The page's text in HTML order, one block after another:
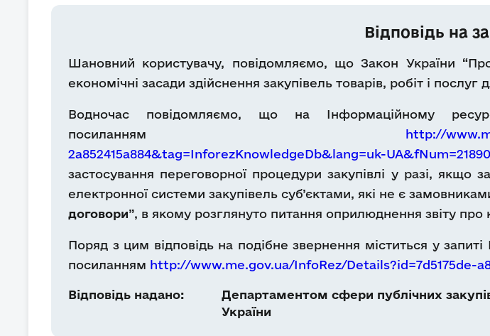
Відповідь на
Шановний користувачу, повідомляємо, що Закон України
економічні засади здійснення закупівель товарів, робіт і
Водночас повідомляємо, що на Інформаційному
посиланням http://
2a852415a884&tag=InforezKnowledgeDb&lang=uk-UA&fNum=21890
застосування переговорної процедури закупівлі у разі,
електронної системи закупівель суб’єктами, які не є
договори”, в якому розглянуто питання оприлюднення звіту
Поряд з цим відповідь на подібне звернення міститься у
посиланням http://www.me.gov.ua/InfoRez/Details?id=7d5175de-
Відповідь надано:
Департаментом сфери публічних
України